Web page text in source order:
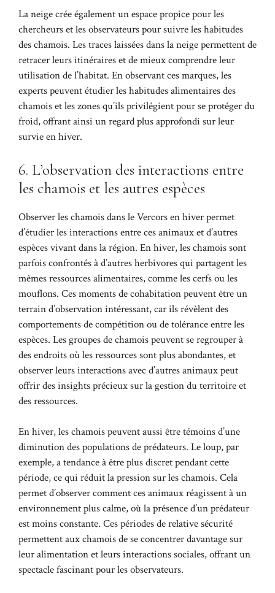
La neige crée également un espace propice pour les
chercheurs et les observateurs pour suivre les habitudes
des chamois. Les traces laissées dans la neige permettent de
retracer leurs itinéraires et de mieux comprendre leur
utilisation de l’habitat. En observant ces marques, les
experts peuvent étudier les habitudes alimentaires des
chamois et les zones qu’ils privilégient pour se protéger du
froid, offrant ainsi un regard plus approfondi sur leur
survie en hiver.
6. L’observation des interactions entre
les chamois et les autres espèces
Observer les chamois dans le Vercors en hiver permet
d’étudier les interactions entre ces animaux et d’autres
espèces vivant dans la région. En hiver, les chamois sont
parfois confrontés à d’autres herbivores qui partagent les
mêmes ressources alimentaires, comme les cerfs ou les
mouflons. Ces moments de cohabitation peuvent être un
terrain d’observation intéressant, car ils révèlent des
comportements de compétition ou de tolérance entre les
espèces. Les groupes de chamois peuvent se regrouper à
des endroits où les ressources sont plus abondantes, et
observer leurs interactions avec d’autres animaux peut
offrir des insights précieux sur la gestion du territoire et
des ressources.
En hiver, les chamois peuvent aussi être témoins d’une
diminution des populations de prédateurs. Le loup, par
exemple, a tendance à être plus discret pendant cette
période, ce qui réduit la pression sur les chamois. Cela
permet d’observer comment ces animaux réagissent à un
environnement plus calme, où la présence d’un prédateur
est moins constante. Ces périodes de relative sécurité
permettent aux chamois de se concentrer davantage sur
leur alimentation et leurs interactions sociales, offrant un
spectacle fascinant pour les observateurs.